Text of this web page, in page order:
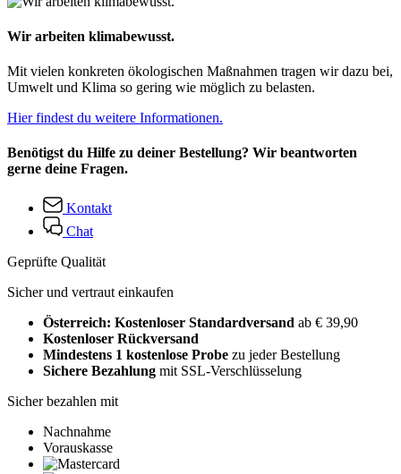
Wir arbeiten klimabewusst.
Mit vielen konkreten ökologischen Maßnahmen tragen wir dazu bei,
Umwelt und Klima so gering wie möglich zu belasten.
Hier findest du weitere Informationen.
Benötigst du Hilfe zu deiner Bestellung? Wir beantworten
gerne deine Fragen.
Kontakt
Chat
Geprüfte Qualität
Sicher und vertraut einkaufen
Österreich: Kostenloser Standardversand ab € 39,90
Kostenloser Rückversand
Mindestens 1 kostenlose Probe zu jeder Bestellung
Sichere Bezahlung mit SSL-Verschlüsselung
Sicher bezahlen mit
Nachnahme
Vorauskasse